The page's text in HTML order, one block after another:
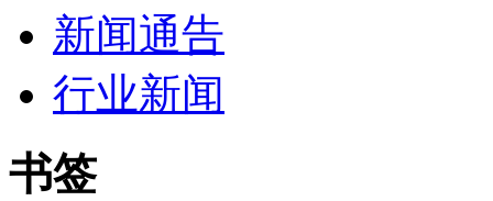
新闻通告
行业新闻
书签